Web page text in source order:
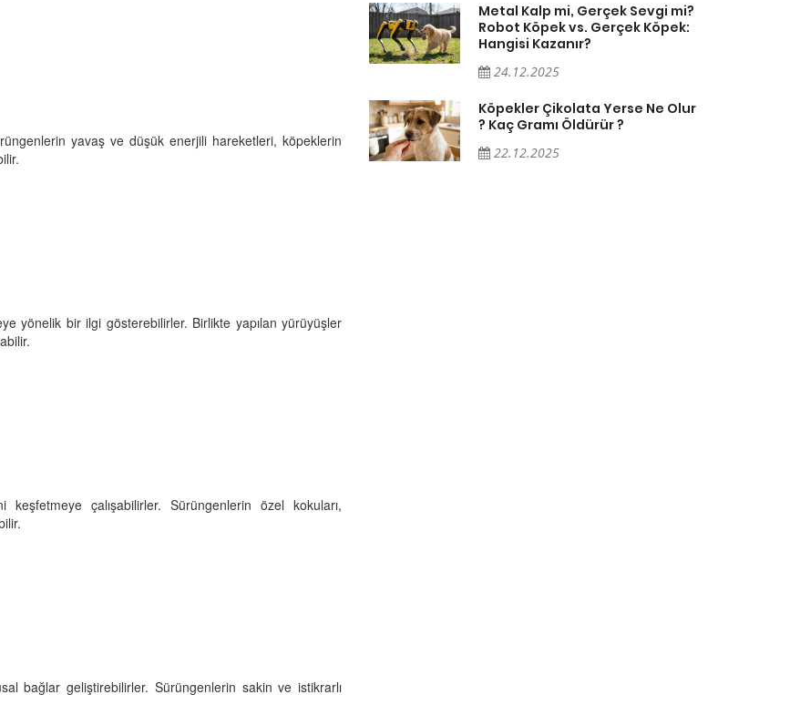
yavaş ve düşük enerjili hareketleri, köpeklerin
yönelik bir ilgi gösterebilirler. Birlikte yapılan yürüyüşler
çalışabilirler. Sürüngenlerin özel kokuları,
bağlar geliştirebilirler. Sürüngenlerin sakin ve istikrarlı
Temiz, İnsanların mı? Bilim Ne
Metal Kalp mi, Gerçek Sevgi mi?
Robot Köpek vs. Gerçek Köpek:
Hangisi Kazanır?
24.12.2025
Köpekler Çikolata Yerse Ne Olur
? Kaç Gramı Öldürür ?
22.12.2025